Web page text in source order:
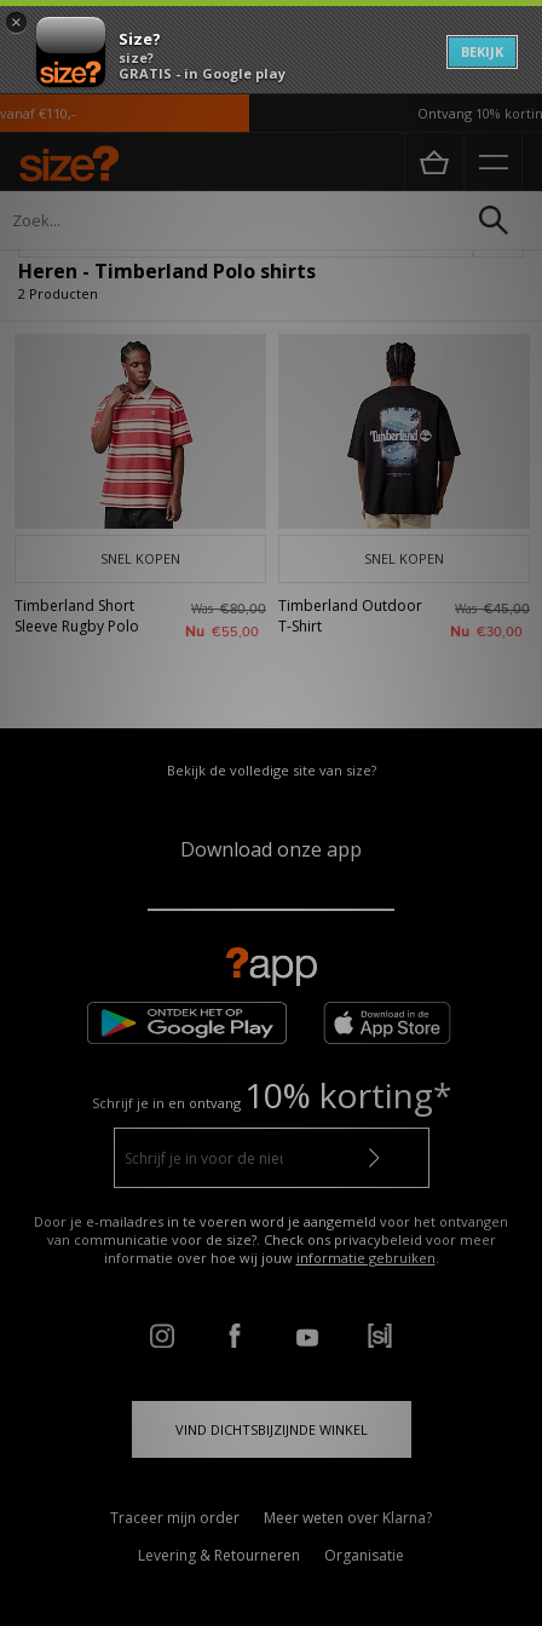
×
Size?
size?
GRATIS - in Google play
BEKIJK
€110,- Ontvang 10%
Home Heren
Heren - Timberland Polo shirts
2 Producten
SNEL KOPEN
Timberland Short
Sleeve Rugby Polo
Was€80,00
Nu €55,00
SNEL KOPEN
Timberland Outdoor
T-Shirt
Was€45,00
Nu €30,00
Bekijk de volledige site van size?
Download onze app
Schrijf je in en ontvang 10% korting*
Door je e-mailadres in te voeren word je aangemeld voor het ontvangen
van communicatie voor de size?. Check ons privacybeleid voor meer
informatie over hoe wij jouw informatie gebruiken.
VIND DICHTSBIJZIJNDE WINKEL
Traceer mijn order
Meer weten over Klarna?
Levering & Retourneren
Organisatie